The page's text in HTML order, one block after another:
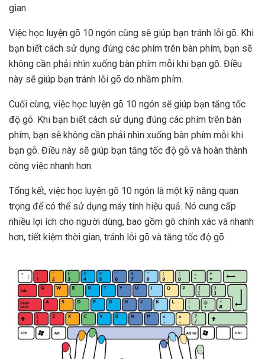
gian.
Việc học luyện gõ 10 ngón cũng sẽ giúp bạn tránh lỗi gõ. Khi
bạn biết cách sử dụng đúng các phím trên bàn phím, bạn sẽ
không cần phải nhìn xuống bàn phím mỗi khi bạn gõ. Điều
này sẽ giúp bạn tránh lỗi gõ do nhầm phím.
Cuối cùng, việc học luyện gõ 10 ngón sẽ giúp bạn tăng tốc
độ gõ. Khi bạn biết cách sử dụng đúng các phím trên bàn
phím, bạn sẽ không cần phải nhìn xuống bàn phím mỗi khi
bạn gõ. Điều này sẽ giúp bạn tăng tốc độ gõ và hoàn thành
công việc nhanh hơn.
Tổng kết, việc học luyện gõ 10 ngón là một kỹ năng quan
trọng để có thể sử dụng máy tính hiệu quả. Nó cung cấp
nhiều lợi ích cho người dùng, bao gồm gõ chính xác và nhanh
hơn, tiết kiệm thời gian, tránh lỗi gõ và tăng tốc độ gõ.